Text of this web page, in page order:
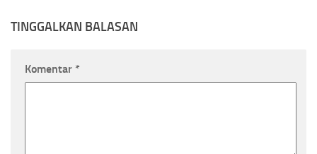
TINGGALKAN BALASAN
Komentar *